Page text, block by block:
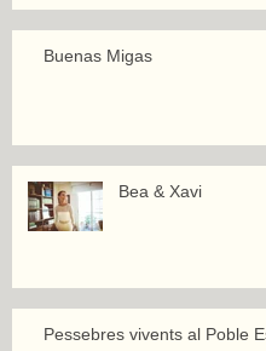
Buenas Migas
Bea & Xavi
Pessebres vivents al Poble